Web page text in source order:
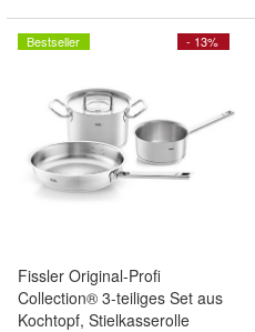
- 13%
Bestseller
Fissler Original-Profi
Collection® 3-teiliges Set aus
Kochtopf, Stielkasserolle